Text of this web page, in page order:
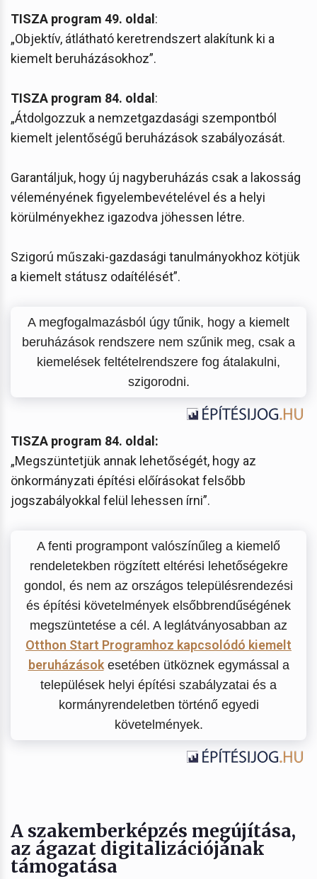
TISZA program 49. oldal :
„Objektív, átlátható keretrendszert alakítunk ki a
kiemelt beruházásokhoz”.
TISZA program 84. oldal :
„Átdolgozzuk a nemzetgazdasági szempontból
kiemelt jelentőségű beruházások szabályozását.
Garantáljuk, hogy új nagyberuházás csak a lakosság
véleményének figyelembevételével és a helyi
körülményekhez igazodva jöhessen létre.
Szigorú műszaki-gazdasági tanulmányokhoz kötjük
a kiemelt státusz odaítélését”.
A megfogalmazásból úgy tűnik, hogy a kiemelt
beruházások rendszere nem szűnik meg, csak a
kiemelések feltételrendszere fog átalakulni,
szigorodni.
TISZA program 84. oldal:
„Megszüntetjük annak lehetőségét, hogy az
önkormányzati építési előírásokat felsőbb
jogszabályokkal felül lehessen írni”.
A fenti programpont valószínűleg a kiemelő
rendeletekben rögzített eltérési lehetőségekre
gondol, és nem az országos településrendezési
és építési követelmények elsőbbrendűségének
megszüntetése a cél. A leglátványosabban az
Otthon Start Programhoz kapcsolódó kiemelt
beruházásokesetében ütköznek egymással a
települések helyi építési szabályzatai és a
kormányrendeletben történő egyedi
követelmények.
A szakemberképzés megújítása,
az ágazat digitalizációjának
támogatása